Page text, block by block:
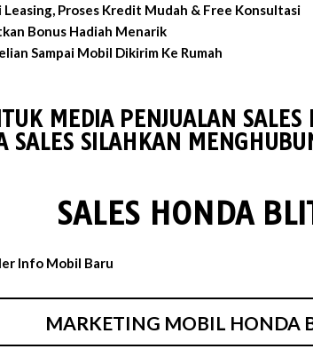
Proses Kredit Mudah & Free Konsultasi
Bonus Hadiah Menarik
Sampai Mobil Dikirim Ke Rumah
MEDIA PENJUALAN
SALES SILAHKAN
SALES HONDA
MARKETING MOBIL HONDA